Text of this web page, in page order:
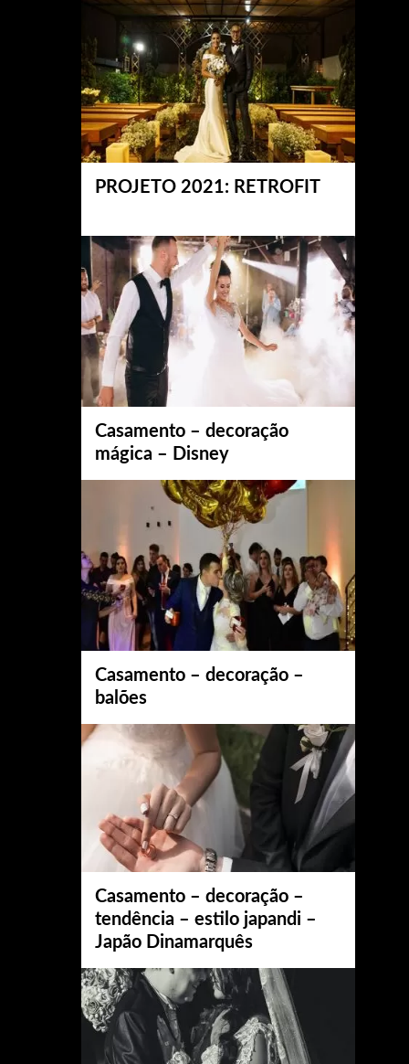
PROJETO 2021: RETROFIT
Casamento – decoração
mágica – Disney
Casamento – decoração –
balões
Casamento – decoração –
tendência – estilo japandi –
Japão Dinamarquês